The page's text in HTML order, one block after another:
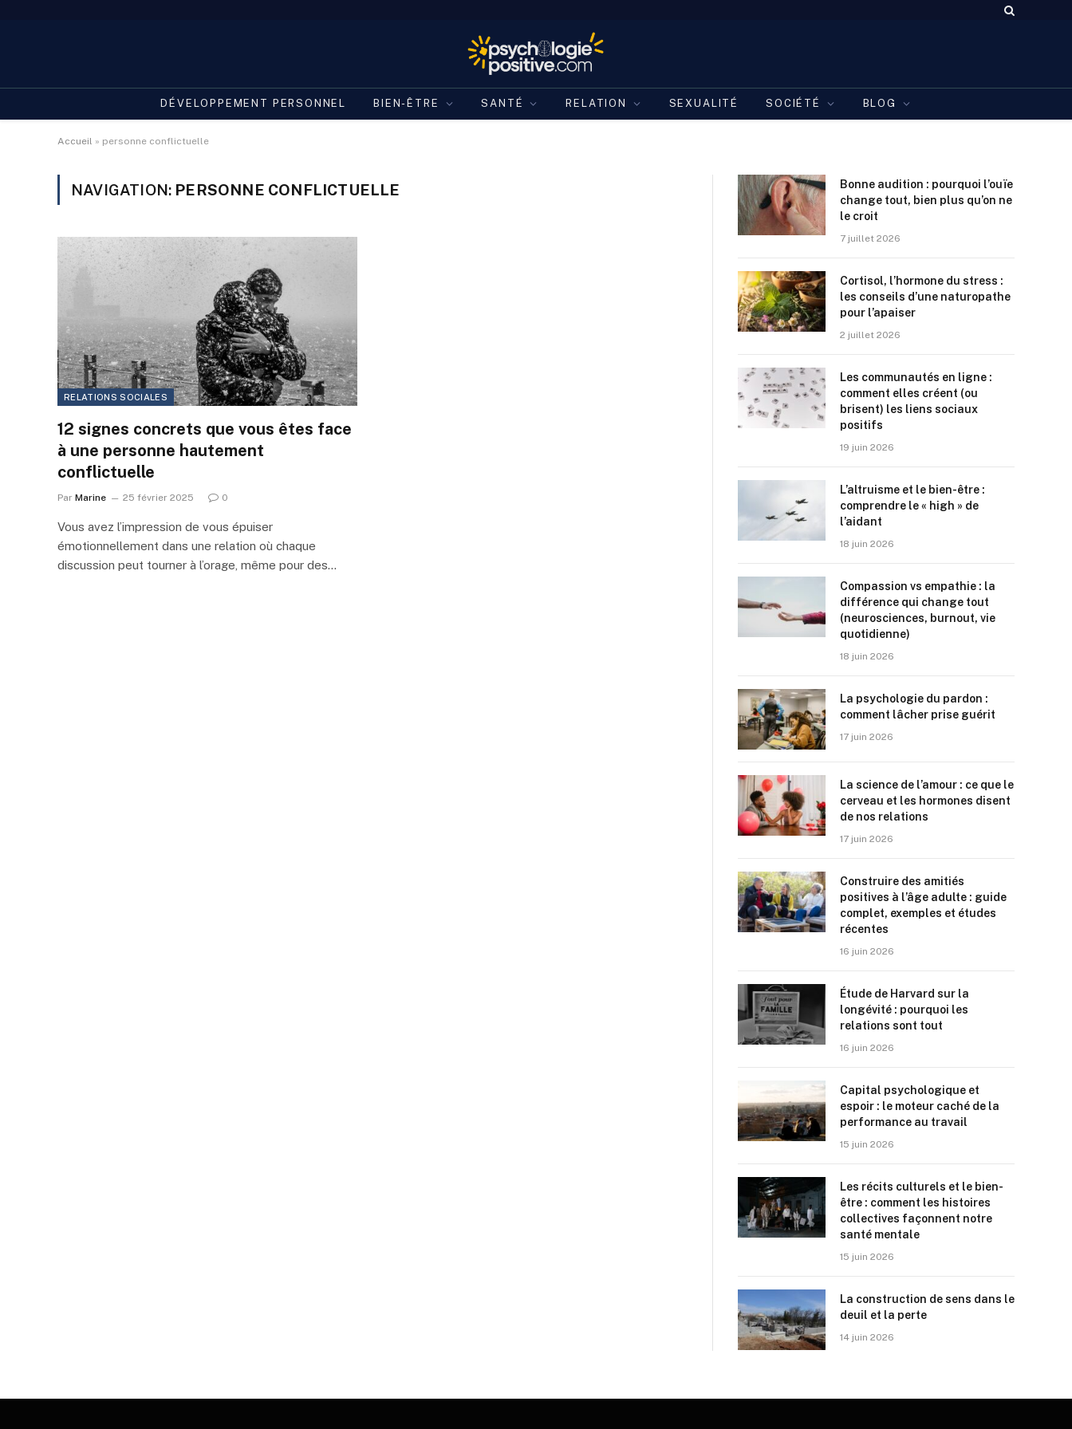
DÉVELOPPEMENT PERSONNEL BIEN-ÊTRE SANTÉ RELATION SEXUALITÉ SOCIÉTÉ BLOG
Accueil » personne conflictuelle
NAVIGATION: PERSONNE CONFLICTUELLE
RELATIONS SOCIALES
12 signes concrets que vous êtes face
à une personne hautement
conflictuelle
Par Marine 25 février 2025 0
Vous avez l’impression de vous épuiser
émotionnellement dans une relation où chaque
discussion peut tourner à l’orage, même pour des…
Bonne audition : pourquoi l’ouïe
change tout, bien plus qu’on ne
le croit
7 juillet 2026
Cortisol, l’hormone du stress :
les conseils d’une naturopathe
pour l’apaiser
2 juillet 2026
Les communautés en ligne :
comment elles créent (ou
brisent) les liens sociaux
positifs
19 juin 2026
L’altruisme et le bien-être :
comprendre le « high » de
l’aidant
18 juin 2026
Compassion vs empathie : la
différence qui change tout
(neurosciences, burnout, vie
quotidienne)
18 juin 2026
La psychologie du pardon :
comment lâcher prise guérit
17 juin 2026
La science de l’amour : ce que le
cerveau et les hormones disent
de nos relations
17 juin 2026
Construire des amitiés
positives à l’âge adulte : guide
complet, exemples et études
récentes
16 juin 2026
Étude de Harvard sur la
longévité : pourquoi les
relations sont tout
16 juin 2026
Capital psychologique et
espoir : le moteur caché de la
performance au travail
15 juin 2026
Les récits culturels et le bien-
être : comment les histoires
collectives façonnent notre
santé mentale
15 juin 2026
La construction de sens dans le
deuil et la perte
14 juin 2026